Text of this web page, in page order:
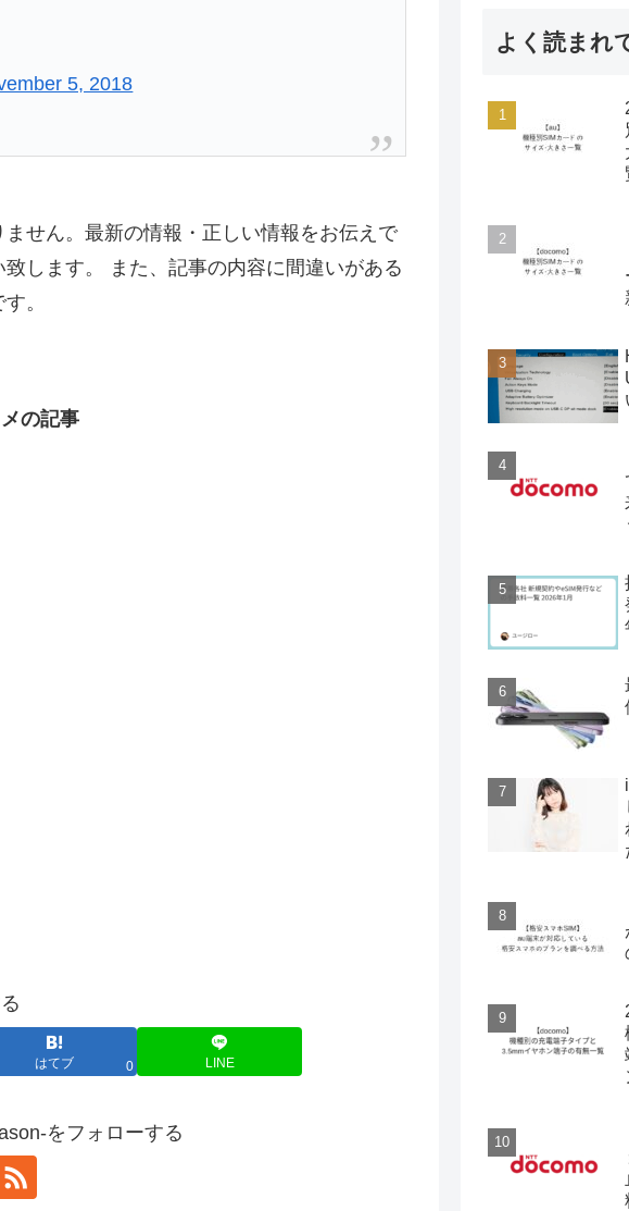
5, 2018
せん。最新の情報・正しい情報をお伝えで
します。 また、記事の内容に間違いがある
。
の記事
はてブ 0 LINE
をフォローする
よく読まれ